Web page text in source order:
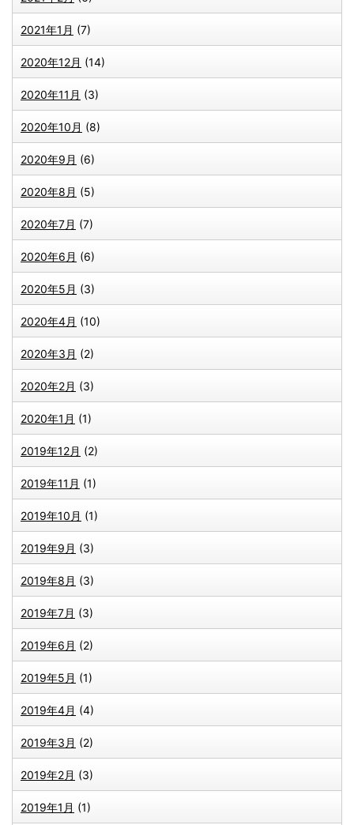
2021年1月 (7)
2020年12月 (14)
2020年11月 (3)
2020年10月 (8)
2020年9月 (6)
2020年8月 (5)
2020年7月 (7)
2020年6月 (6)
2020年5月 (3)
2020年4月 (10)
2020年3月 (2)
2020年2月 (3)
2020年1月 (1)
2019年12月 (2)
2019年11月 (1)
2019年10月 (1)
2019年9月 (3)
2019年8月 (3)
2019年7月 (3)
2019年6月 (2)
2019年5月 (1)
2019年4月 (4)
2019年3月 (2)
2019年2月 (3)
2019年1月 (1)